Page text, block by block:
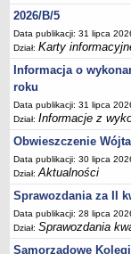
Realizacja
Sprawozdania z
Sprawozdania
Sprawozdania
Informacje z
Interpretacje
SPRAWY DO
BUDOWA
Preferencyjny
Wykaz spraw
2026/B/5
Data publikacji: 31 lipca
Dział:Karty
Informacja o
roku
Data publikacji: 31 lipca
Dział:Informacje z
Obwieszczenie
Data publikacji: 30 lipca
Dział:Aktualności
Sprawozdania za II
Data publikacji: 28 lipca
Dział:Sprawozdania
Samorządowe